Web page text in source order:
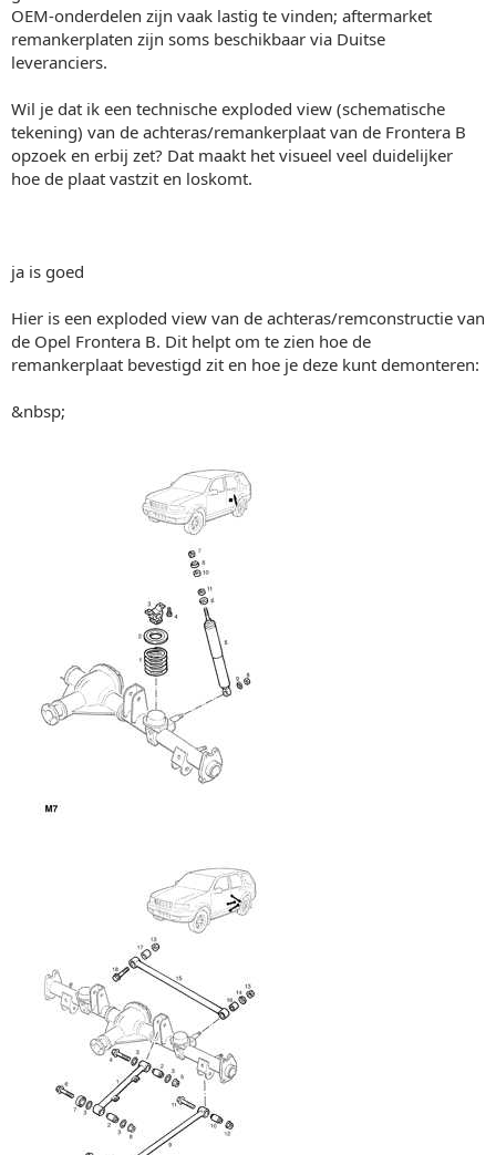
OEM-onderdelen zijn vaak lastig te vinden; aftermarket
remankerplaten zijn soms beschikbaar via Duitse
leveranciers.
Wil je dat ik een technische exploded view (schematische
tekening) van de achteras/remankerplaat van de Frontera B
opzoek en erbij zet? Dat maakt het visueel veel duidelijker
hoe de plaat vastzit en loskomt.
ja is goed
Hier is een exploded view van de achteras/remconstructie van
de Opel Frontera B. Dit helpt om te zien hoe de
remankerplaat bevestigd zit en hoe je deze kunt demonteren:
&nbsp;